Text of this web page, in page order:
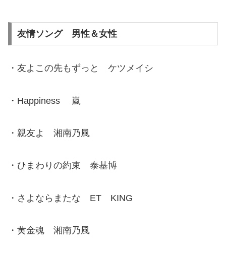
友情ソング 男性＆女性
・友よこの先もずっと ケツメイシ
・Happiness 嵐
・親友よ 湘南乃風
・ひまわりの約束 泰基博
・さよならまたな ET KING
・黄金魂 湘南乃風